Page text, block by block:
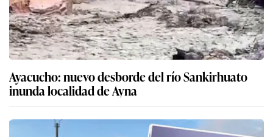
Ayacucho: nuevo desborde del río Sankirhuato
inunda localidad de Ayna